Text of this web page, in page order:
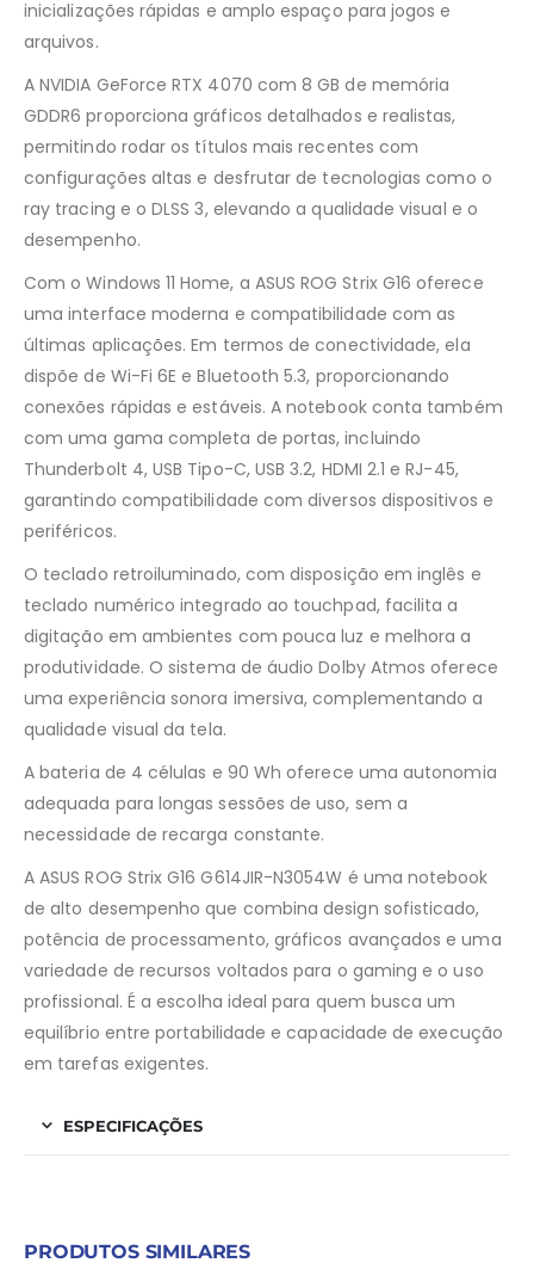
inicializações rápidas e amplo espaço para jogos e
arquivos.
A NVIDIA GeForce RTX 4070 com 8 GB de memória
GDDR6 proporciona gráficos detalhados e realistas,
permitindo rodar os títulos mais recentes com
configurações altas e desfrutar de tecnologias como o
ray tracing e o DLSS 3, elevando a qualidade visual e o
desempenho.
Com o Windows 11 Home, a ASUS ROG Strix G16 oferece
uma interface moderna e compatibilidade com as
últimas aplicações. Em termos de conectividade, ela
dispõe de Wi-Fi 6E e Bluetooth 5.3, proporcionando
conexões rápidas e estáveis. A notebook conta também
com uma gama completa de portas, incluindo
Thunderbolt 4, USB Tipo-C, USB 3.2, HDMI 2.1 e RJ-45,
garantindo compatibilidade com diversos dispositivos e
periféricos.
O teclado retroiluminado, com disposição em inglês e
teclado numérico integrado ao touchpad, facilita a
digitação em ambientes com pouca luz e melhora a
produtividade. O sistema de áudio Dolby Atmos oferece
uma experiência sonora imersiva, complementando a
qualidade visual da tela.
A bateria de 4 células e 90 Wh oferece uma autonomia
adequada para longas sessões de uso, sem a
necessidade de recarga constante.
A ASUS ROG Strix G16 G614JIR-N3054W é uma notebook
de alto desempenho que combina design sofisticado,
potência de processamento, gráficos avançados e uma
variedade de recursos voltados para o gaming e o uso
profissional. É a escolha ideal para quem busca um
equilíbrio entre portabilidade e capacidade de execução
em tarefas exigentes.
ESPECIFICAÇÕES
PRODUTOS SIMILARES